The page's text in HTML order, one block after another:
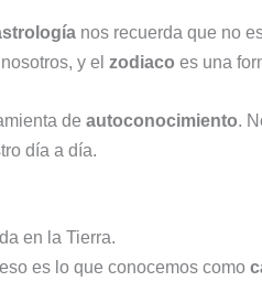
nos recuerda que no
y el zodiaco es una
de autoconocimiento.
día a día.
en la Tierra.
es lo que conocemos como